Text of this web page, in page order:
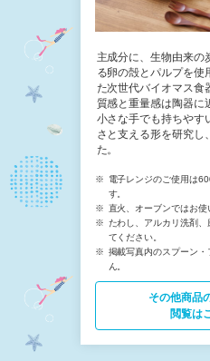
主成分に、生物由来の
る卵の殻とパルプを使
た次世代バイオマス食
質感と重量感は陶器に
小さな手でも持ちやす
さと支える形を研究し
た。
電子レンジのご使用は
す。
直火、オーブンではお使
たわし、アルカリ洗剤
てください。
掲載写真内のスプーン
ん。
その他商品
閲覧は